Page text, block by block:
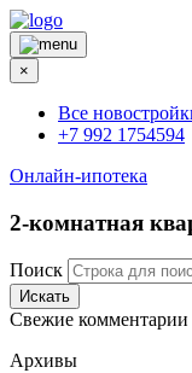
×
Все
+7 992 1754594
Онлайн-ипотека
2-комнатная
Поиск
Искать
Свежие комментарии
Архивы